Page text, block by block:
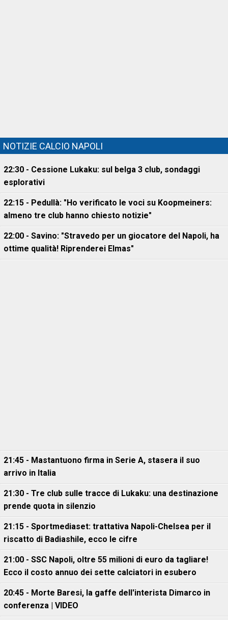
NOTIZIE CALCIO NAPOLI
22:30 - Cessione Lukaku: sul belga 3 club, sondaggi
esplorativi
22:15 - Pedullà: "Ho verificato le voci su Koopmeiners:
almeno tre club hanno chiesto notizie"
22:00 - Savino: "Stravedo per un giocatore del Napoli, ha
ottime qualità! Riprenderei Elmas"
21:45 - Mastantuono firma in Serie A, stasera il suo
arrivo in Italia
21:30 - Tre club sulle tracce di Lukaku: una destinazione
prende quota in silenzio
21:15 - Sportmediaset: trattativa Napoli-Chelsea per il
riscatto di Badiashile, ecco le cifre
21:00 - SSC Napoli, oltre 55 milioni di euro da tagliare!
Ecco il costo annuo dei sette calciatori in esubero
20:45 - Morte Baresi, la gaffe dell'interista Dimarco in
conferenza | VIDEO